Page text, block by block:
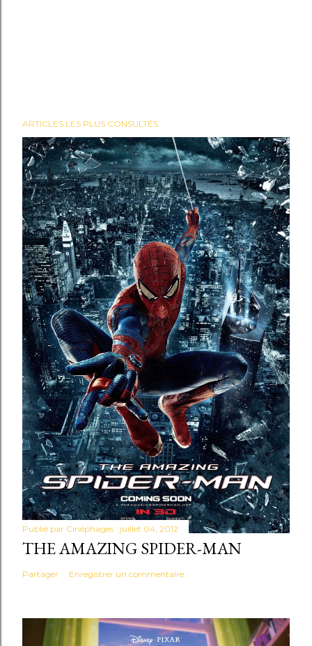
ARTICLES LES PLUS CONSULTÉS
Publié par Cinéphages juillet 04, 2012
THE AMAZING SPIDER-MAN
Partager Enregistrer un commentaire